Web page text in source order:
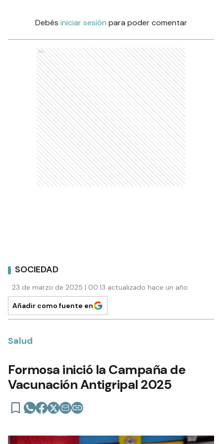
Debés iniciar sesión para poder comentar
Ads
SOCIEDAD
23 de marzo de 2025 | 00:13 actualizado hace un año
Añadir como fuente en
Salud
Formosa inició la Campaña de
Vacunación Antigripal 2025